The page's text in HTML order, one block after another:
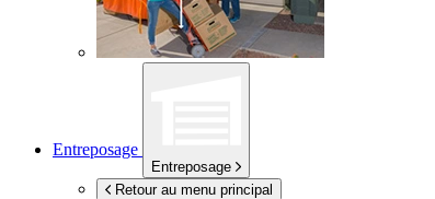
Entreposage
Entreposage
Retour au menu principal